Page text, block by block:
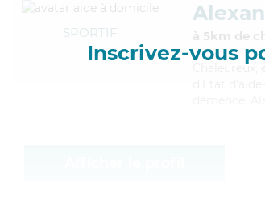
Inscrivez-vous
SPORTIF à 5km de
Chaleureux
d'Etat